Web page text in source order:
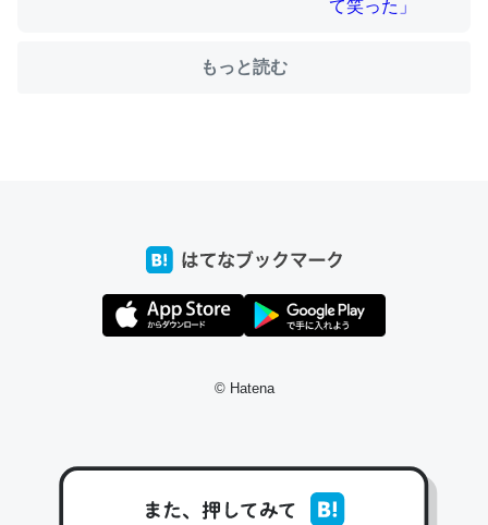
コミュニケーションが劇的に変化した｜tayorini by LIFULL介護
私も3年前ぐらいに祖母の家に設置した。ポケットWifiみ
https://toyoshi.hatenablog.com/entry/2019/05/15/1805
もっと読む
© Hatena